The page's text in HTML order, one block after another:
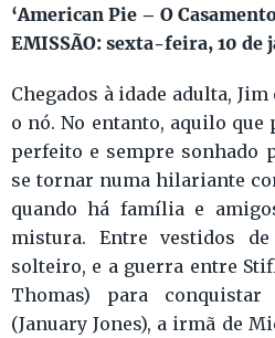
‘American Pie – O
EMISSÃO: sexta-feira, 10 de
Chegados à idade adulta,
o nó. No entanto, aquilo
perfeito e sempre sonhado
se tornar numa hilariante
quando há família e
mistura. Entre vestidos
solteiro, e a guerra entre
Thomas) para
(January Jones), a irmã de